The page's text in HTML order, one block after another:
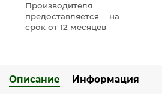
Производителя
предоставляется на
срок от 12 месяцев
Описание Информация